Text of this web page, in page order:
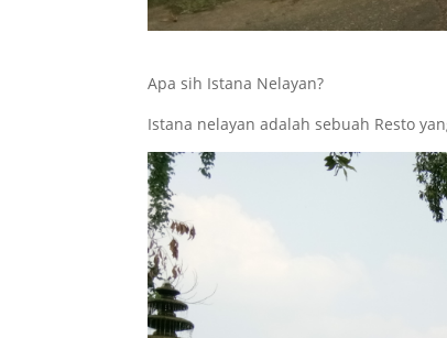
Apa sih Istana Nelayan?
Istana nelayan adalah sebuah Resto